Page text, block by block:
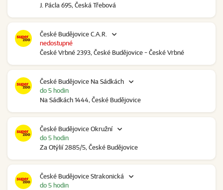
J. Pácla 695, Česká Třebová
České Budějovice C.A.R.
České Vrbné 2393, České Budějovice - České Vrbné
nedostupné
České Budějovice Na Sádkách
Na Sádkách 1444, České Budějovice
do 5 hodin
České Budějovice Okružní
Za Otýlií 2885/5, České Budějovice
do 5 hodin
České Budějovice Strakonická
do 5 hodin